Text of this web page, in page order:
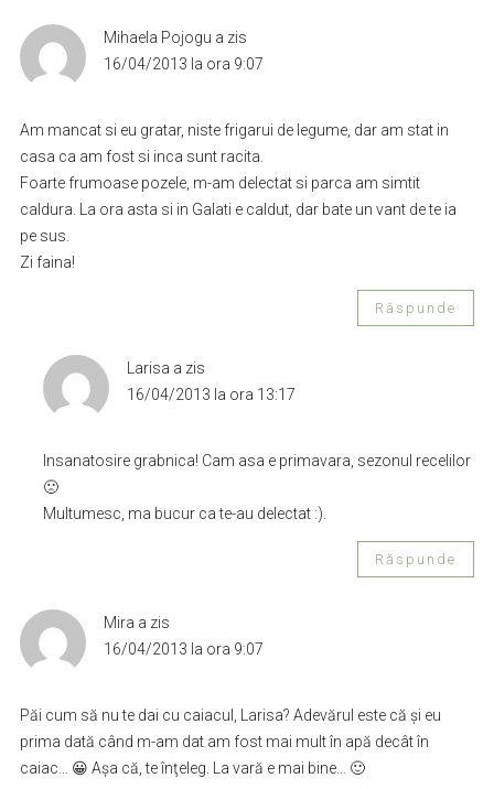
Mihaela Pojogu a zis
16/04/2013 la ora 9:07
Am mancat si eu gratar, niste frigarui de legume, dar am stat in
casa ca am fost si inca sunt racita.
Foarte frumoase pozele, m-am delectat si parca am simtit
caldura. La ora asta si in Galati e caldut, dar bate un vant de te ia
pe sus.
Zi faina!
Răspunde
Larisa a zis
16/04/2013 la ora 13:17
Insanatosire grabnica! Cam asa e primavara, sezonul recelilor
🙁
Multumesc, ma bucur ca te-au delectat :).
Răspunde
Mira a zis
16/04/2013 la ora 9:07
Păi cum să nu te dai cu caiacul, Larisa? Adevărul este că şi eu
prima dată când m-am dat am fost mai mult în apă decât în
caiac… 😀 Aşa că, te înţeleg. La vară e mai bine… 🙂